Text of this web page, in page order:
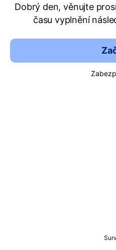
Dobrý den, věnujte
času vyplnění